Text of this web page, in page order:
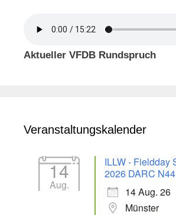
Aktueller VFDB Rundspruch
Veranstaltungskalender
14
Aug.
ILLW - Fieldday
2026 DARC N44
14 Aug. 26
Münster